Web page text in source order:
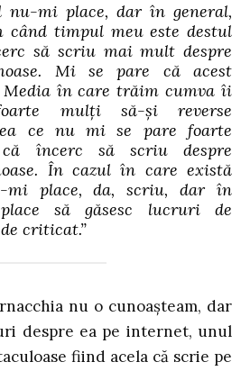
nu-mi place, dar în general,
când timpul meu este destul
să scriu mai mult despre
Mi se pare că acest
Media în care trăim cumva îi
mulți să-și reverse
ce nu mi se pare foarte
încerc să scriu despre
În cazul în care există
mi place, da, scriu, dar în
să găsesc lucruri de
criticat.”
nu o cunoașteam, dar
despre ea pe internet, unul
fiind acela că scrie pe